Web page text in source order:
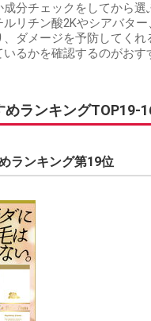
分チェックをしてから選
リチン酸2Kやシアバタ
ダメージを予防してくれ
るかを確認するのがおす
めランキングTOP19-
ランキング第19位